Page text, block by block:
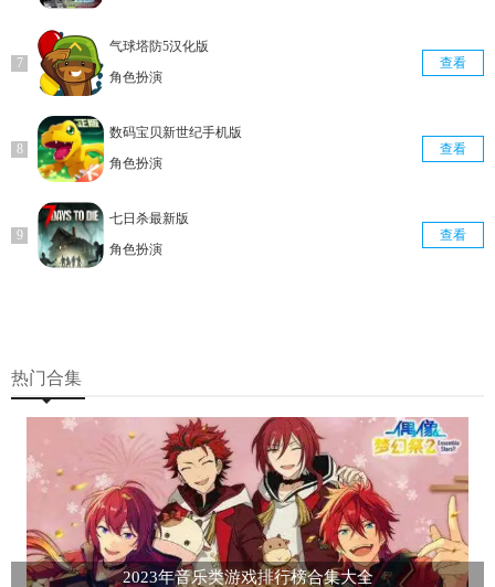
气球塔防5汉化版
角色扮演
查看
数码宝贝新世纪手机版
角色扮演
查看
七日杀最新版
角色扮演
查看
热门合集
2023年音乐类游戏排行榜合集大全